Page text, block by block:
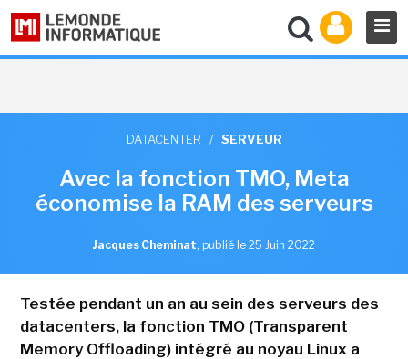
DATACENTER / SERVEUR
Avec la fonction TMO, Meta
économise la RAM des serveurs
Jacques Cheminat, publié le 25 Juin 2022
Testée pendant un an au sein des serveurs des
datacenters, la fonction TMO (Transparent
Memory Offloading) intégré au noyau Linux a